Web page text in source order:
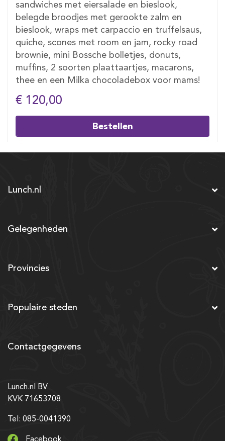
sandwiches met eiersalade en bieslook,
belegde broodjes met gerookte zalm en
bieslook, wraps met carpaccio en truffelsaus,
quiche, scones met room en jam, rocky road
brownie, mini Bossche bolletjes, donuts,
muffins, 2 soorten plaattaartjes, macarons,
thee en een Milka chocoladebox voor mams!
€ 120,00
Bestellen
Lunch.nl
Gelegenheden
Provincies
Populaire steden
Contactgegevens
Lunch.nl BV
KVK 71653708
Tel: 085-0041390